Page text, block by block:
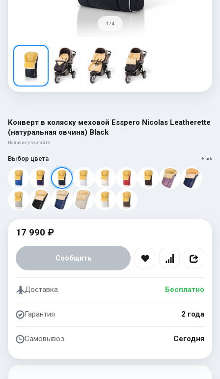
1 / 4
Конверт в коляску меховой Esspero Nicolas Leatherette
(натуральная овчина) Black
Наличие уточняйте
Выбор цвета Black
17 990 ₽
Сообщить
Доставка Бесплатно
Гарантия 2 года
Самовывоз Сегодня